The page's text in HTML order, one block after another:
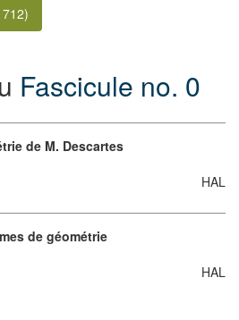
Fascicule no. 0
de M. Descartes
HAL
de géométrie
HAL